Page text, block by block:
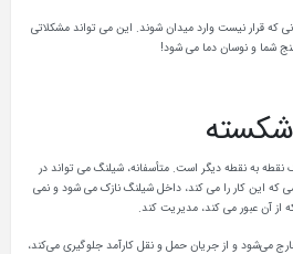
که قرار نیست وارد میدان شوند. این می تواند مشکلاتی
شما و نوسان دما می شود!
به نقطه دیگر است. متأسفانه، شیلنگ می تواند در
که این کار را می کند، داخل شیلنگ نازک می شود و نمی
از آن عبور می کند، مدیریت کند.
می‌شود و از جریان حمل و نقل کارآمد جلوگیری می‌کند،